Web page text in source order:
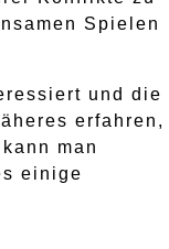
Spielen
und die
erfahren,
man
einige